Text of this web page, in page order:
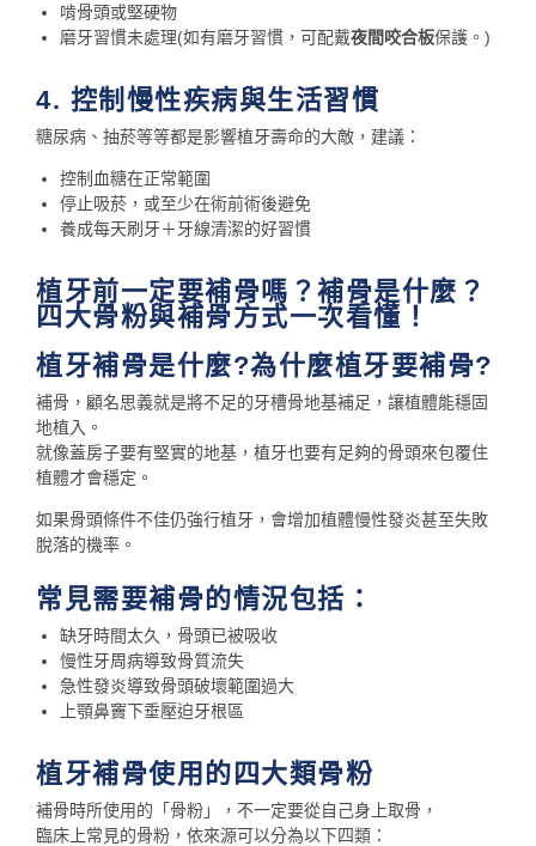
啃骨頭或堅硬物
磨牙習慣未處理(如有磨牙習慣，可配戴夜間咬合板保護。)
4. 控制慢性疾病與生活習慣
糖尿病、抽菸等等都是影響植牙壽命的大敵，建議：
控制血糖在正常範圍
停止吸菸，或至少在術前術後避免
養成每天刷牙＋牙線清潔的好習慣
植牙前一定要補骨嗎？補骨是什麼？
四大骨粉與補骨方式一次看懂！
植牙補骨是什麼?為什麼植牙要補骨?
補骨，顧名思義就是將不足的牙槽骨地基補足，讓植體能穩固
地植入。
就像蓋房子要有堅實的地基，植牙也要有足夠的骨頭來包覆住
植體才會穩定。
如果骨頭條件不佳仍強行植牙，會增加植體慢性發炎甚至失敗
脫落的機率。
常見需要補骨的情況包括：
缺牙時間太久，骨頭已被吸收
慢性牙周病導致骨質流失
急性發炎導致骨頭破壞範圍過大
上顎鼻竇下垂壓迫牙根區
植牙補骨使用的四大類骨粉
補骨時所使用的「骨粉」，不一定要從自己身上取骨，
臨床上常見的骨粉，依來源可以分為以下四類：